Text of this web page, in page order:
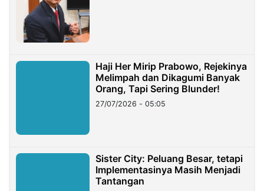
Haji Her Mirip Prabowo, Rejekinya
Melimpah dan Dikagumi Banyak
Orang, Tapi Sering Blunder!
27/07/2026 - 05:05
Sister City: Peluang Besar, tetapi
Implementasinya Masih Menjadi
Tantangan